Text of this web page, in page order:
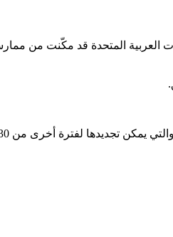
العربية المتحدة قد مكّنت من